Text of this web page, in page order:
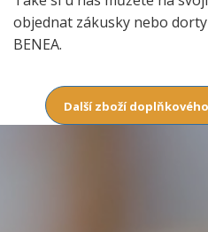
objednat zákusky nebo
BENEA.
Další zboží